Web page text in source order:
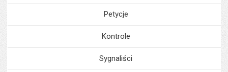
Petycje
Kontrole
Sygnaliści